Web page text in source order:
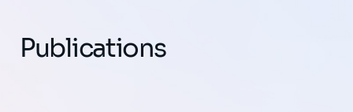
Publications